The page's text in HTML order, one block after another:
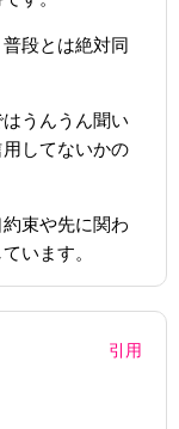
段とは絶対同
うんうん聞い
してないかの
束や先に関わ
います。
引用